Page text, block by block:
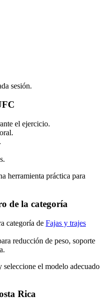
sesión.
el ejercicio.
herramienta práctica para
de la categoría
categoría de Fajas y trajes
reducción de peso, soporte
el modelo adecuado
Rica